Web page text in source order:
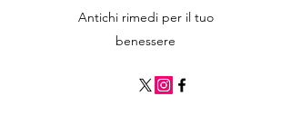
Antichi rimedi per il tuo
benessere